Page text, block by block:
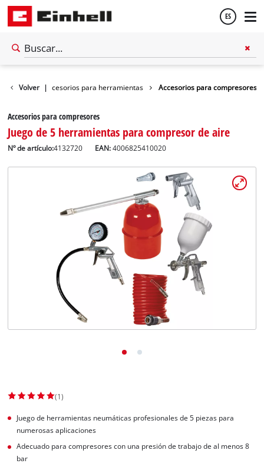
ES
Volver |Accesorios para herramientas Accesorios para compresores
Accesorios para compresores
Juego de 5 herramientas para compresor de aire
Nº de artículo:4132720 EAN:4006825410020
(1)
Juego de herramientas neumáticas profesionales de 5 piezas para
numerosas aplicaciones
Adecuado para compresores con una presión de trabajo de al menos 8
bar